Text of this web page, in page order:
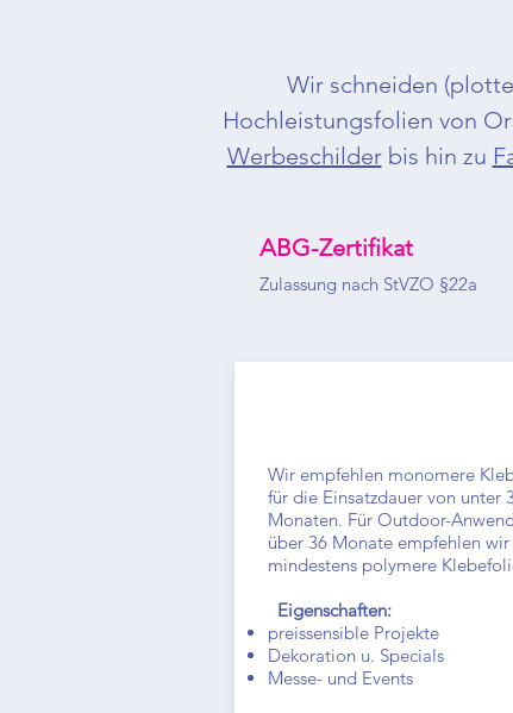
Wir schneiden
Hochleistungsfolien von
Werbeschilderbis hin zu
ABG-Zertifikat
Zulassung nach StVZO §22a
Wir empfehlen monomere
für die Einsatzdauer von unter
Monaten. Für Outdoor-
über 36 Monate empfehlen wir
mindestens polymere
Eigenschaften:
preissensible Projekte
Dekoration u. Specials
Messe- und Events